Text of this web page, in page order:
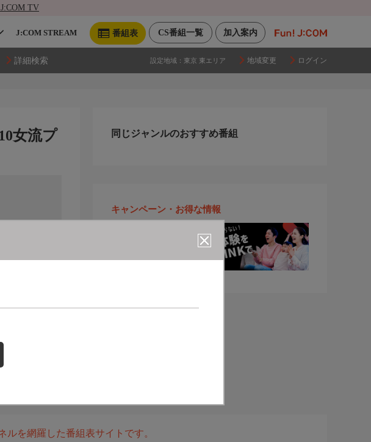
TV
加入案内
CS番組一覧
番組表
J:COM STREAM
詳細検索 設定地域： 東京 東エリア 地域変更 ログイン
女流プ
同じジャンルのおすすめ番組
キャンペーン・お得な情報
ルを網羅した番組表サイトです。